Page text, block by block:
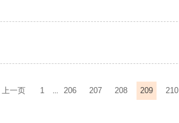
上一页 1 ... 206 207 208 209 210